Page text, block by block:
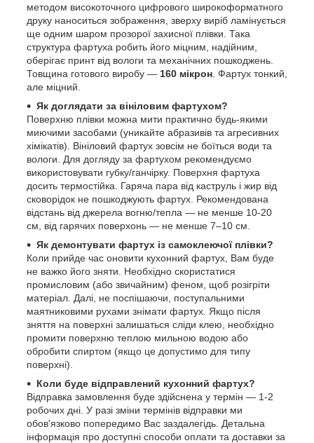
методом високоточного цифрового широкоформатного
друку наноситься зображення, зверху виріб ламінується
ще одним шаром прозорої захисної плівки. Така
структура фартуха робить його міцним, надійним,
оберігає принт від вологи та механічних пошкоджень.
Товщина готового виробу — 160 мікрон . Фартух тонкий,
але міцний.
Як доглядати за вініловим фартухом?
Поверхню плівки можна мити практично будь-якими
миючими засобами (уникайте абразивів та агресивних
хімікатів). Вініловий фартух зовсім не боїться води та
вологи. Для догляду за фартухом рекомендуємо
використовувати губку/ганчірку. Поверхня фартуха
досить термостійка. Гаряча пара від каструль і жир від
сковорідок не пошкоджують фартух. Рекомендована
відстань від джерела вогню/тепла — не менше 10-20
см, від гарячих поверхонь — не менше 7–10 см.
Як демонтувати фартух із самоклеючої плівки?
Коли прийде час оновити кухонний фартух, Вам буде
не важко його зняти. Необхідно скористатися
промисловим (або звичайним) феном, щоб розігріти
матеріал. Далі, не поспішаючи, поступальними
маятниковими рухами знімати фартух. Якщо після
зняття на поверхні залишаться сліди клею, необхідно
промити поверхню теплою мильною водою або
обробити спиртом (якщо це допустимо для типу
поверхні).
Коли буде відправлений кухонний фартух?
Відправка замовлення буде здійснена у термін — 1-2
робочих дні. У разі зміни термінів відправки ми
обов'язково попередимо Вас заздалегідь. Детальна
інформація про доступні способи оплати та доставки за